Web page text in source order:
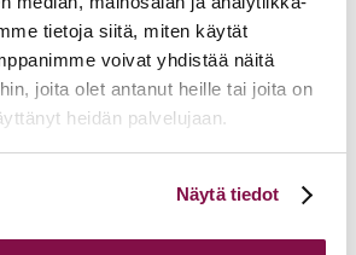
tietoja siitä, miten käytät
voivat yhdistää näitä
joita olet antanut heille tai joita on
heidän palvelujaan.
linkistä.
Näytä tiedot